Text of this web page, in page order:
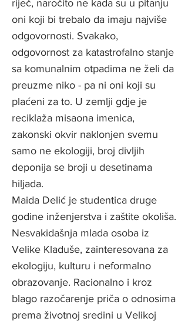
riječ, naročito ne kada su u pitanju
oni koji bi trebalo da imaju najviše
odgovornosti. Svakako,
odgovornost za katastrofalno stanje
sa komunalnim otpadima ne želi da
preuzme niko - pa ni oni koji su
plaćeni za to. U zemlji gdje je
reciklaža misaona imenica,
zakonski okvir naklonjen svemu
samo ne ekologiji, broj divljih
deponija se broji u desetinama
hiljada.
Maida Delić je studentica druge
godine inženjerstva i zaštite okoliša.
Nesvakidašnja mlada osoba iz
Velike Kladuše, zainteresovana za
ekologiju, kulturu i neformalno
obrazovanje. Racionalno i kroz
blago razočarenje priča o odnosima
prema životnoj sredini u Velikoj